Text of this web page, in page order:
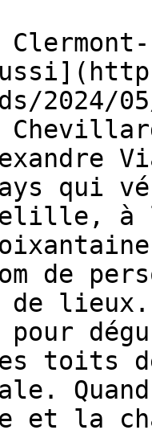
2024/
qui
à
de
de
pour
toits
et la